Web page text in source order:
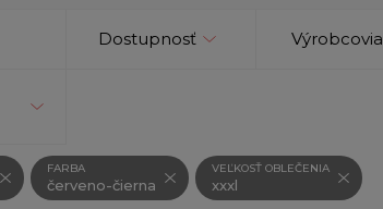
Dostupnosť Výrobcovia
FARBA
červeno-čierna
VEĽKOSŤ OBLEČENIA
xxxl